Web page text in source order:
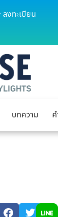
ลงทะเบียน
บทความ